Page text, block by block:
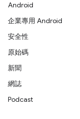
Android
企業專用 Android
安全性
原始碼
新聞
網誌
Podcast